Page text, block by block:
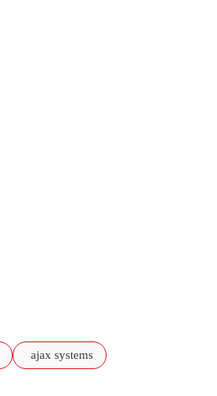
ajax systems